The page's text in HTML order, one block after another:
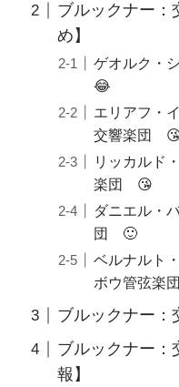
ブルックナー：
め】
ゲオルク・
😂
エリアフ・
交響楽団
リッカルド
楽団 😘
ダニエル・
団 🙂
ベルナルト
ボウ管弦楽
ブルックナー：
ブルックナー：
報】